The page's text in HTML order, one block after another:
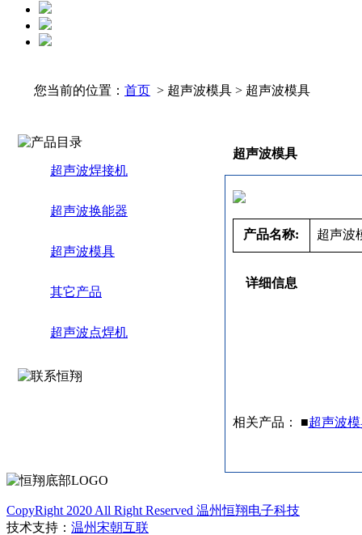
您当前的位置： 首页 > 超声波模具 > 超声波模具
超声波焊接机
超声波换能器
超声波模具
其它产品
超声波点焊机
超声波模具
产品名称: 超声波
详细信息
相关产品： ■超声波
CopyRight 2020 All Right Reserved 温州恒翔电子科技
技术支持： 温州宋朝互联